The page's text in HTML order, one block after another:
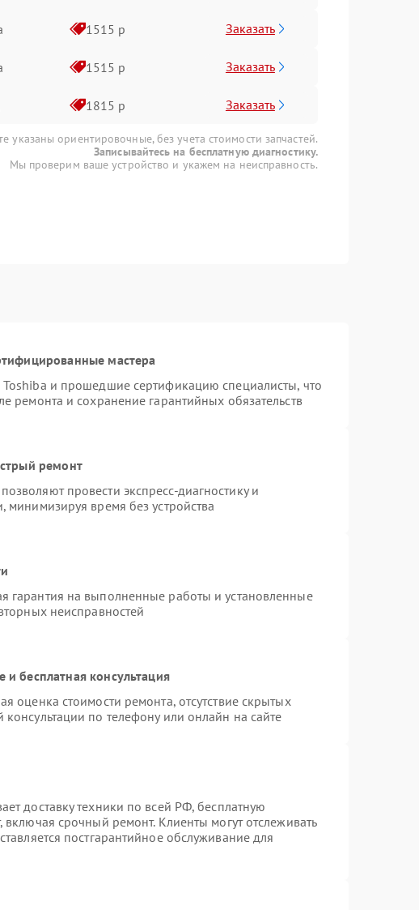
1515 р Заказать
1515 р Заказать
1815 р Заказать
указаны ориентировочные, без учета стоимости запчастей.
Записывайтесь на бесплатную диагностику.
Мы проверим ваше устройство и укажем на неисправность.
мастера
Toshiba и прошедшие сертификацию специалисты, что
ремонта и сохранение гарантийных обязательств
ремонт
провести экспресс-диагностику и
минимизируя время без устройства
гарантия на выполненные работы и установленные
неисправностей
бесплатная консультация
оценка стоимости ремонта, отсутствие скрытых
по телефону или онлайн на сайте
доставку техники по всей РФ, бесплатную
включая срочный ремонт. Клиенты могут отслеживать
постгарантийное обслуживание для